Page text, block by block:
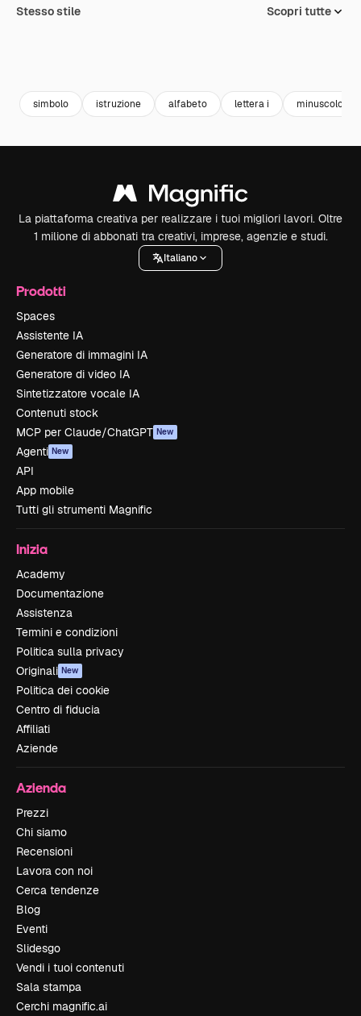
Stesso stile Scopri tutte
simbolo istruzione alfabeto lettera i minuscolo
La piattaforma creativa per realizzare i tuoi migliori lavori. Oltre
1 milione di abbonati tra creativi, imprese, agenzie e studi.
Italiano
Prodotti
Spaces
Assistente IA
Generatore di immagini IA
Generatore di video IA
Sintetizzatore vocale IA
Contenuti stock
MCP per Claude/ChatGPT New
Agenti New
API
App mobile
Tutti gli strumenti Magnific
Inizia
Academy
Documentazione
Assistenza
Termini e condizioni
Politica sulla privacy
Originali New
Politica dei cookie
Centro di fiducia
Affiliati
Aziende
Azienda
Prezzi
Chi siamo
Recensioni
Lavora con noi
Cerca tendenze
Blog
Eventi
Slidesgo
Vendi i tuoi contenuti
Sala stampa
Cerchi magnific.ai